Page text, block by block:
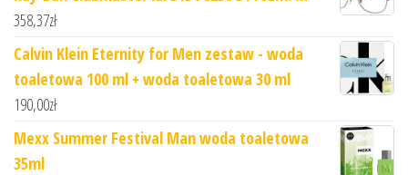
358,37zł
Calvin Klein Eternity for Men zestaw - woda
toaletowa 100 ml + woda toaletowa 30 ml
190,00zł
Mexx Summer Festival Man woda toaletowa
35ml